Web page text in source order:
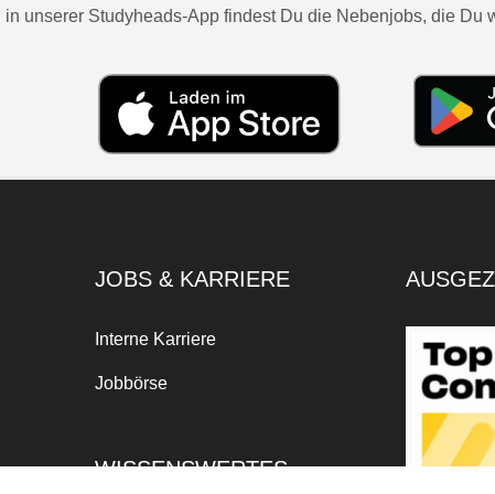
in unserer Studyheads-App findest Du die Nebenjobs, die Du
JOBS & KARRIERE
Interne Karriere
Jobbörse
WISSENSWERTES